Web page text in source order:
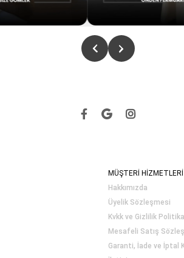
MÜŞTERİ HİZMETLERİ
Hakkımızda
Üyelik Sözleşmesi
Kvkk ve Gizlilik
Mesafeli Satış
Garanti, İade ve İptal